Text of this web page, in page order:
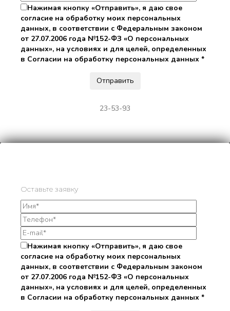
Нажимая кнопку «Отправить», я даю свое
согласие на обработку моих персональных
данных, в соответствии с Федеральным законом
от 27.07.2006 года №152-ФЗ «О персональных
данных», на условиях и для целей, определенных
в Согласии на обработку персональных данных *
23-53-93
Оставьте заявку
Нажимая кнопку «Отправить», я даю свое
согласие на обработку моих персональных
данных, в соответствии с Федеральным законом
от 27.07.2006 года №152-ФЗ «О персональных
данных», на условиях и для целей, определенных
в Согласии на обработку персональных данных *